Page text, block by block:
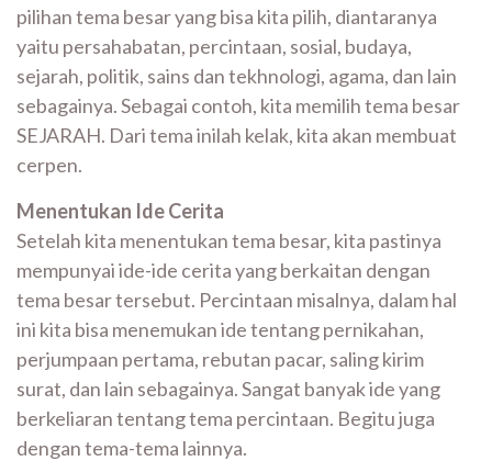
pilihan tema besar yang bisa kita pilih, diantaranya
yaitu persahabatan, percintaan, sosial, budaya,
sejarah, politik, sains dan tekhnologi, agama, dan lain
sebagainya. Sebagai contoh, kita memilih tema besar
SEJARAH. Dari tema inilah kelak, kita akan membuat
cerpen.
Menentukan Ide Cerita
Setelah kita menentukan tema besar, kita pastinya
mempunyai ide-ide cerita yang berkaitan dengan
tema besar tersebut. Percintaan misalnya, dalam hal
ini kita bisa menemukan ide tentang pernikahan,
perjumpaan pertama, rebutan pacar, saling kirim
surat, dan lain sebagainya. Sangat banyak ide yang
berkeliaran tentang tema percintaan. Begitu juga
dengan tema-tema lainnya.